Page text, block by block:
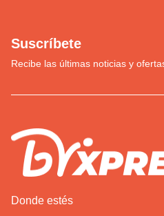
Suscríbete
Recibe las últimas noticias y
Donde estés